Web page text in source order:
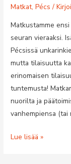
Matkat,Pécs /
Matkustamme
seuran vieraaksi.
Pécsissä
mutta tilaisuutta
erinomaisen
tuntemusta!
nuorilta ja
vanhempiensa (tai
Ystävyysvierailu
Lue lisää »